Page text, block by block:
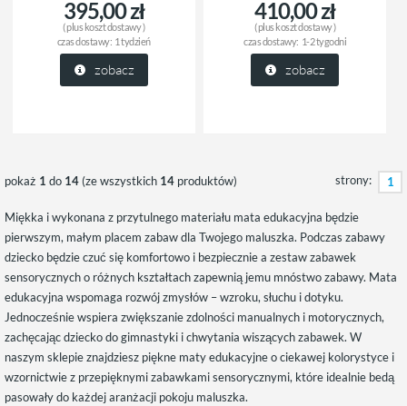
395,00 zł
( plus koszt dostawy)
czas dostawy: 1 tydzień
zobacz
410,00 zł
( plus koszt dostawy)
czas dostawy: 1-2 tygodni
zobacz
pokaż 1 do 14 (ze wszystkich 14 produktów) strony: 1
Miękka i wykonana z przytulnego materiału mata edukacyjna będzie
pierwszym, małym placem zabaw dla Twojego maluszka. Podczas zabawy
dziecko będzie czuć się komfortowo i bezpiecznie a zestaw zabawek
sensorycznych o różnych kształtach zapewnią jemu mnóstwo zabawy. Mata
edukacyjna wspomaga rozwój zmysłów – wzroku, słuchu i dotyku.
Jednocześnie wspiera zwiększanie zdolności manualnych i motorycznych,
zachęcając dziecko do gimnastyki i chwytania wiszących zabawek. W
naszym sklepie znajdziesz piękne maty edukacyjne o ciekawej kolorystyce i
wzornictwie z przepięknymi zabawkami sensorycznymi, które idealnie bedą
pasowały do każdej aranżacji pokoju maluszka.